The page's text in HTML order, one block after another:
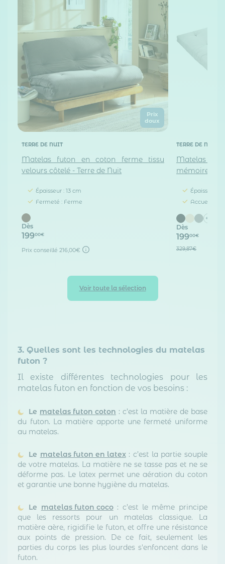
Prix
doux
TERRE DE NUIT
Matelas futon en coton ferme tissu
velours côtelé - Terre de Nuit
Épaisseur : 13 cm
Fermeté : Ferme
Dès
19900€
Prix conseillé 216,00€
TERRE DE NUIT
Matelas
mémoire de
Épaisseur :
Accueil :
+4
Dès
19900€
329,87€
Voir toute la sélection
3. Quelles sont les technologies du matelas
futon ?
Il existe différentes technologies pour les
matelas futon en fonction de vos besoins :
Le matelas futon coton : c’est la matière de base
du futon. La matière apporte une fermeté uniforme
au matelas.
Le matelas futon en latex: c’est la partie souple
de votre matelas. La matière ne se tasse pas et ne se
déforme pas. Le latex permet une aération du coton
et garantie une bonne hygiène du matelas.
Le matelas futon coco: c’est le même principe
que les ressorts pour un matelas classique. La
matière aère, rigidifie le futon, et offre une résistance
aux points de pression. De ce fait, seulement les
parties du corps les plus lourdes s'enfoncent dans le
futon.